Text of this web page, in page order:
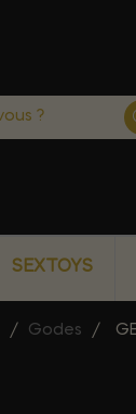
SEXTOYS
Godes